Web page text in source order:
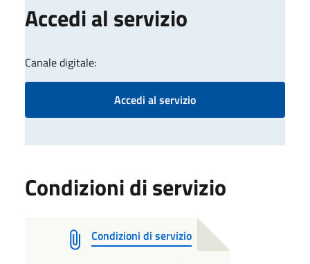
Accedi al servizio
Canale digitale:
Accedi al servizio
Condizioni di servizio
Condizioni di servizio